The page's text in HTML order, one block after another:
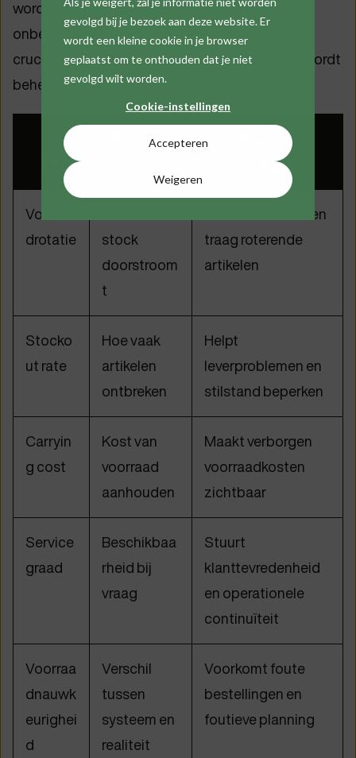
gevolgd bij je bezoek aan deze website. Er
wordt een kleine cookie in je browser
geplaatst om te onthouden dat je niet
gevolgd wilt worden.
Cookie-instellingen
Accepteren
Weigeren
worden rapporten en besteladviezen
onbetrouwbaar. Voor installatiebedrijven is dit
cruciaal, zeker wanneer ook voertuigvoorraad wordt
beheerd.
Wat meet
Waarom
belangrijk?
Voorraa
drotatie
stock
doorstroom
t
Toont overstock en
traag roterende
artikelen
Stocko
ut rate
Hoe vaak
artikelen
ontbreken
Helpt
leverproblemen en
stilstand beperken
Carryin
g cost
Kost van
voorraad
aanhouden
Maakt verborgen
voorraadkosten
zichtbaar
Service
graad
Beschikbaa
rheid bij
vraag
Stuurt
klanttevredenheid
en operationele
continuïteit
Voorraa
dnauwk
eurighei
d
Verschil
tussen
systeem en
realiteit
Voorkomt foute
bestellingen en
foutieve planning